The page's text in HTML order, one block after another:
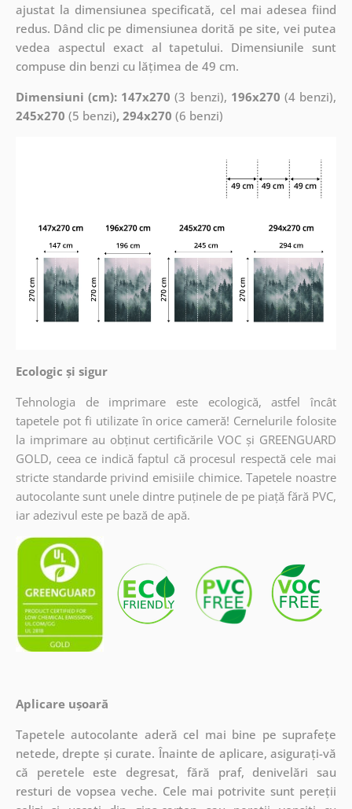
ajustat la dimensiunea specificată, cel mai adesea fiind
redus. Dând clic pe dimensiunea dorită pe site, vei putea
vedea aspectul exact al tapetului. Dimensiunile sunt
compuse din benzi cu lățimea de 49 cm.
Dimensiuni (cm): 147x270 (3 benzi), 196x270 (4 benzi),
245x270 (5 benzi), 294x270 (6 benzi)
Ecologic și sigur
Tehnologia de imprimare este ecologică, astfel încât
tapetele pot fi utilizate în orice cameră! Cernelurile folosite
la imprimare au obținut certificările VOC și GREENGUARD
GOLD, ceea ce indică faptul că procesul respectă cele mai
stricte standarde privind emisiile chimice. Tapetele noastre
autocolante sunt unele dintre puținele de pe piață fără PVC,
iar adezivul este pe bază de apă.
Aplicare ușoară
Tapetele autocolante aderă cel mai bine pe suprafețe
netede, drepte și curate. Înainte de aplicare, asigurați-vă
că peretele este degresat, fără praf, denivelări sau
resturi de vopsea veche. Cele mai potrivite sunt pereții